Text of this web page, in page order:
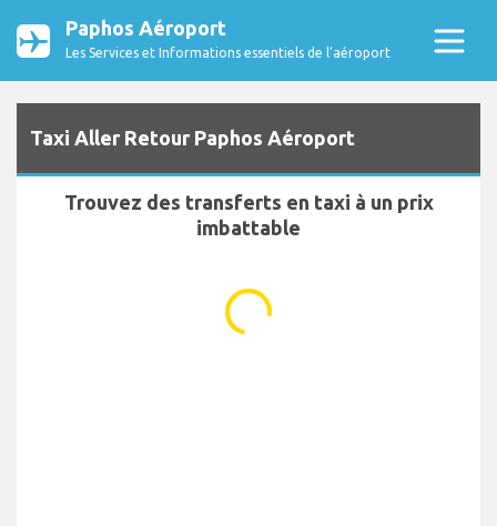
Paphos Aéroport
Les Services et Informations essentiels de l’aéroport
Taxi Aller Retour Paphos Aéroport
Trouvez des transferts en taxi à un prix
imbattable
...